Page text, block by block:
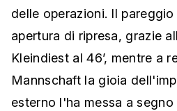
delle operazioni. Il
apertura di ripresa, grazie
Kleindiest al 46’, mentre a
Mannschaft la gioia
esterno l'ha messa a segno